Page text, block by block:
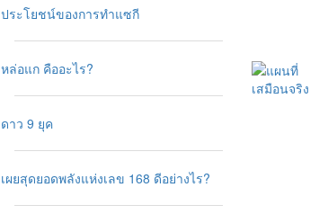
ประโยชน์ของการทำแซกี
หล่อแก คืออะไร?
ดาว 9 ยุค
เผยสุดยอดพลังแห่งเลข 168 ดีอย่างไร?